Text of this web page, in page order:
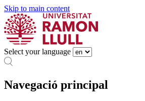
Skip to main content
Select your language
Navegació principal